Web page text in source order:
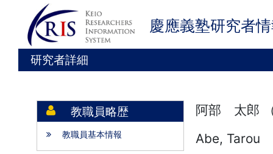
慶應義塾研究者
研究者詳細
教職員略歴
教職員基本情報
阿部 太郎
Abe, Tarou